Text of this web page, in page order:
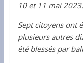
10 et 11 mai 2023.
Sept citoyens ont
plusieurs autres
été blessés par